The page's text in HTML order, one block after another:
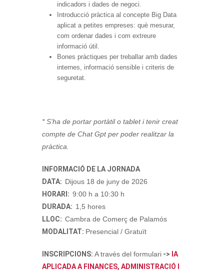
indicadors i dades de negoci.
Introducció pràctica al concepte Big Data
aplicat a petites empreses: què mesurar,
com ordenar dades i com extreure
informació útil.
Bones pràctiques per treballar amb dades
internes, informació sensible i criteris de
seguretat.
* S’ha de portar portàtil o tablet i tenir creat
compte de Chat Gpt per poder realitzar la
pràctica.
INFORMACIÓ DE LA JORNADA
DATA: Dijous 18 de juny de 2026
HORARI: 9:00 h a 10:30 h
DURADA: 1,5 hores
LLOC: Cambra de Comerç de Palamós
MODALITAT: Presencial / Gratuït
INSCRIPCIONS: A través del formulari -> IA
APLICADA A FINANCES, ADMINISTRACIÓ I